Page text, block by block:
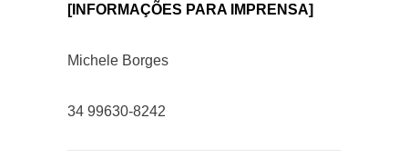
[INFORMAÇÕES PARA IMPRENSA]
Michele Borges
34 99630-8242